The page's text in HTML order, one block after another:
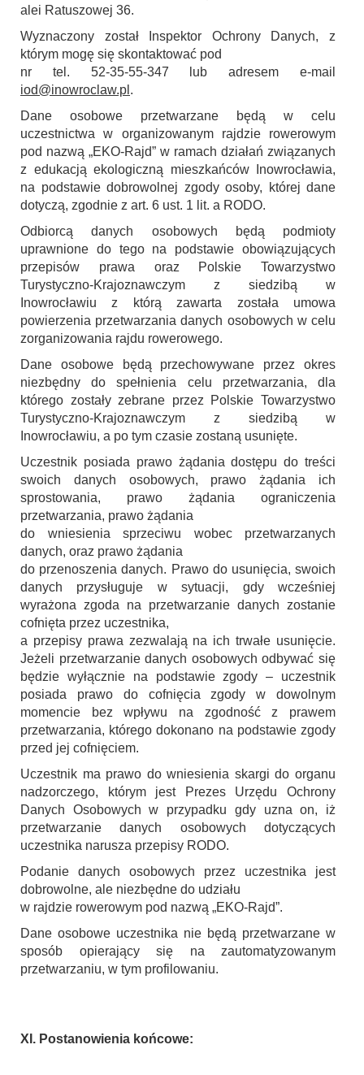
alei Ratuszowej 36.
Wyznaczony został Inspektor Ochrony Danych, z
którym mogę się skontaktować pod
nr tel. 52-35-55-347 lub adresem e-mail
iod@inowroclaw.pl .
Dane osobowe przetwarzane będą w celu
uczestnictwa w organizowanym rajdzie rowerowym
pod nazwą „EKO-Rajd” w ramach działań związanych
z edukacją ekologiczną mieszkańców Inowrocławia,
na podstawie dobrowolnej zgody osoby, której dane
dotyczą, zgodnie z art. 6 ust. 1 lit. a RODO.
Odbiorcą danych osobowych będą podmioty
uprawnione do tego na podstawie obowiązujących
przepisów prawa oraz Polskie Towarzystwo
Turystyczno-Krajoznawczym z siedzibą w
Inowrocławiu z którą zawarta została umowa
powierzenia przetwarzania danych osobowych w celu
zorganizowania rajdu rowerowego.
Dane osobowe będą przechowywane przez okres
niezbędny do spełnienia celu przetwarzania, dla
którego zostały zebrane przez Polskie Towarzystwo
Turystyczno-Krajoznawczym z siedzibą w
Inowrocławiu, a po tym czasie zostaną usunięte.
Uczestnik posiada prawo żądania dostępu do treści
swoich danych osobowych, prawo żądania ich
sprostowania, prawo żądania ograniczenia
przetwarzania, prawo żądania
do wniesienia sprzeciwu wobec przetwarzanych
danych, oraz prawo żądania
do przenoszenia danych. Prawo do usunięcia, swoich
danych przysługuje w sytuacji, gdy wcześniej
wyrażona zgoda na przetwarzanie danych zostanie
cofnięta przez uczestnika,
a przepisy prawa zezwalają na ich trwałe usunięcie.
Jeżeli przetwarzanie danych osobowych odbywać się
będzie wyłącznie na podstawie zgody – uczestnik
posiada prawo do cofnięcia zgody w dowolnym
momencie bez wpływu na zgodność z prawem
przetwarzania, którego dokonano na podstawie zgody
przed jej cofnięciem.
Uczestnik ma prawo do wniesienia skargi do organu
nadzorczego, którym jest Prezes Urzędu Ochrony
Danych Osobowych w przypadku gdy uzna on, iż
przetwarzanie danych osobowych dotyczących
uczestnika narusza przepisy RODO.
Podanie danych osobowych przez uczestnika jest
dobrowolne, ale niezbędne do udziału
w rajdzie rowerowym pod nazwą „EKO-Rajd”.
Dane osobowe uczestnika nie będą przetwarzane w
sposób opierający się na zautomatyzowanym
przetwarzaniu, w tym profilowaniu.
XI. Postanowienia końcowe: